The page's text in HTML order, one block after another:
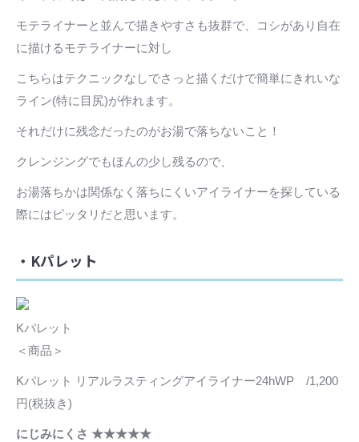
モテライナーと並んで描きやすさも抜群で、コシがあり自在
に描けるモテライナーに対し
こちらはテクニックなしでさっと描くだけで簡単にきれいな
ライン(特に目尻)が作れます。
それだけに残念だったのがお湯で落ちないこと！
クレンジングでもほんの少し残るので、
お湯落ちかは関係なく落ちにくいアイライナーを探している
際にはピッタリだと思います。
・Kパレット
Kパレット
＜商品＞
Kパレット リアルラスティングアイライナー24hWP /1,200
円(税抜き)
にじみにくさ ★★★★★